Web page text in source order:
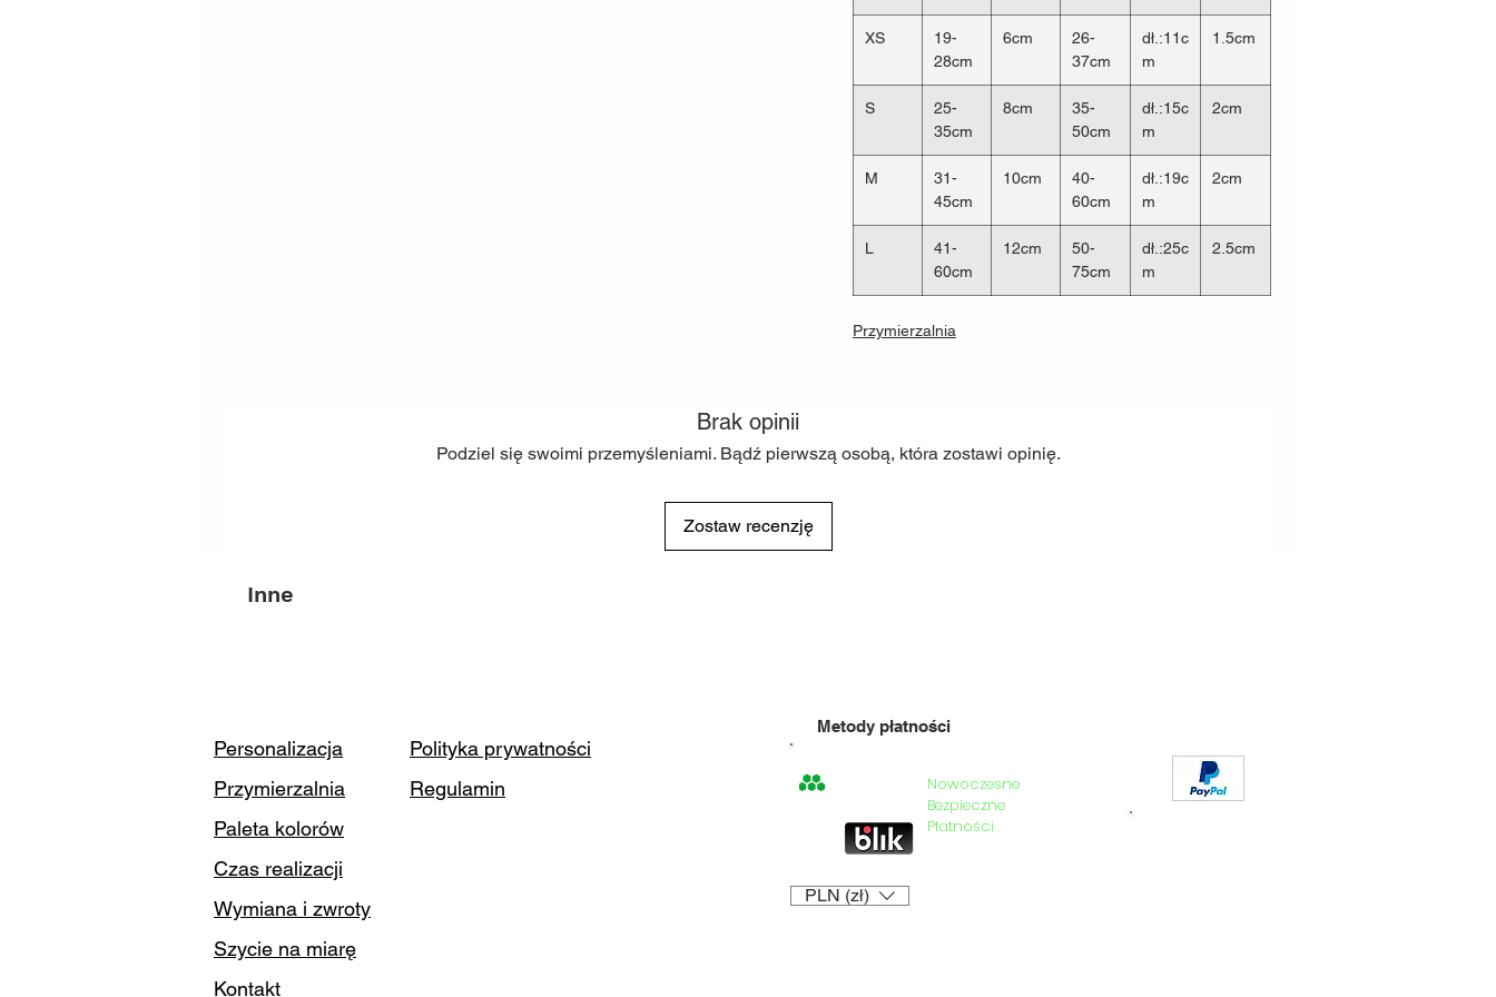
. Odpowiadają za
produktów.
1.5cm
350kg
Stosujemy nici TYTAN, które stosowane są w ciężkim
krawiectwie. Zapewniają
nierozerwalną
Stosujemy mocne okucia rymarskie ze
Stali
Nierdzewnejoraz
Najbardziej narażone są
pupilowi.
2cm
150kg
XS
19-
28cm
6cm
26-
37cm
dł.:11c
m
1.5cm
S
25-
35cm
8cm
35-
50cm
dł.:15c
m
2cm
M
31-
45cm
10cm
40-
60cm
dł.:19c
m
2cm
L
41-
60cm
12cm
50-
75cm
dł.:25c
m
2.5cm
Przymierzalnia
Brak opinii
Podziel się swoimi przemyśleniami. Bądź pierwszą osobą, która zostawi opinię.
Zostaw recenzję
Inne
Personalizacja
Przymierzalnia
Paleta kolorów
Czas realizacji
Wymiana i zwroty
Szycie na miarę
Kontakt
Polityka prywatności
Regulamin
Metody płatności
Nowoczesne
Bezpieczne
Płatności
PLN (zł)